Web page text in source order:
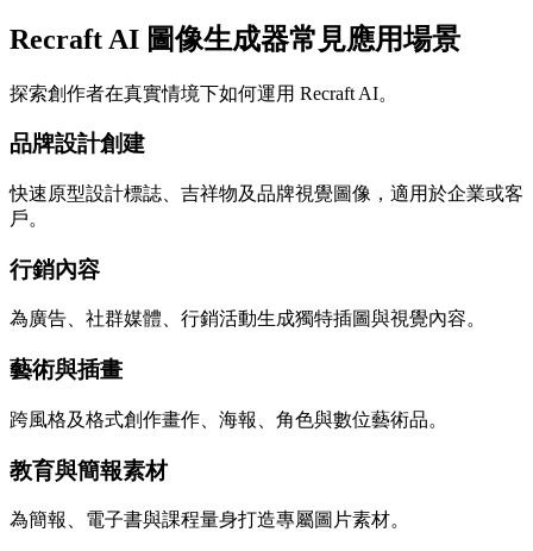
Recraft AI 圖像生成器常見應用場景
探索創作者在真實情境下如何運用 Recraft AI。
品牌設計創建
快速原型設計標誌、吉祥物及品牌視覺圖像，適用於企業或客
戶。
行銷內容
為廣告、社群媒體、行銷活動生成獨特插圖與視覺內容。
藝術與插畫
跨風格及格式創作畫作、海報、角色與數位藝術品。
教育與簡報素材
為簡報、電子書與課程量身打造專屬圖片素材。